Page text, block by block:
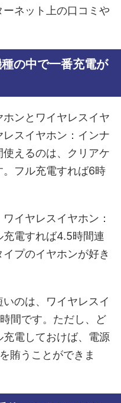
ネット上の口コミや
種の中で一番充電が
ンとワイヤレスイヤ
スイヤホン：インナ
えるのは、クリアケ
フル充電すれば6時
イヤレスイヤホン：
電すれば4.5時間連
プのイヤホンが好き
のは、ワイヤレスイ
間です。ただし、ど
電しておけば、電源
賄うことができま